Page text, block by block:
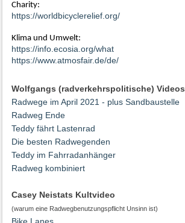
Charity:
https://worldbicyclerelief.org/
Klima und Umwelt:
https://info.ecosia.org/what
https://www.atmosfair.de/de/
Wolfgangs (radverkehrspolitische) Videos
Radwege im April 2021 - plus Sandbaustelle
Radweg Ende
Teddy fährt Lastenrad
Die besten Radwegenden
Teddy im Fahrradanhänger
Radweg kombiniert
Casey Neistats Kultvideo
(warum eine Radwegbenutzungspflicht Unsinn ist)